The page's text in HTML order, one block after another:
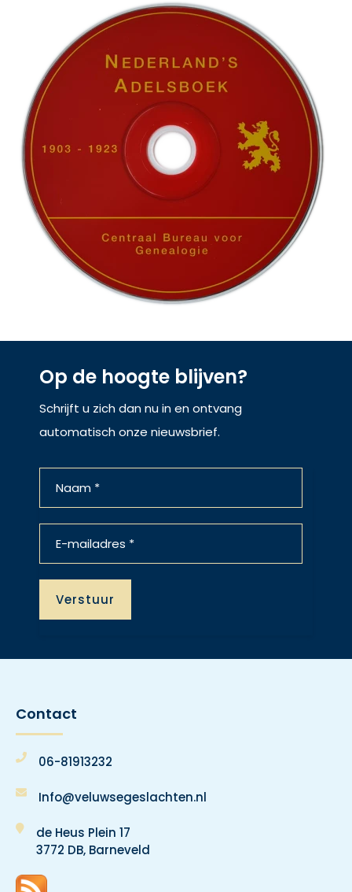
Op de hoogte blijven?
Schrijft u zich dan nu in en ontvang
automatisch onze nieuwsbrief.
Contact
06-81913232
Info@veluwsegeslachten.nl
de Heus Plein 17
3772 DB, Barneveld